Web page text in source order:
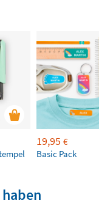
19,95 €
Basic Pack